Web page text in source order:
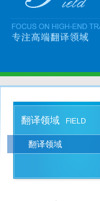
翻译领域 FIELD
翻译领域